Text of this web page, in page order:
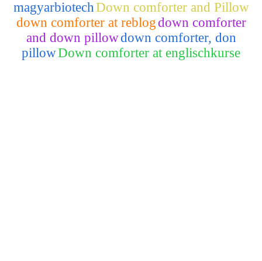
magyarbiotechDown comforter and Pillow
down comforter at reblogdown comforter
and down pillowdown comforter, don
pillowDown comforter at englischkurse